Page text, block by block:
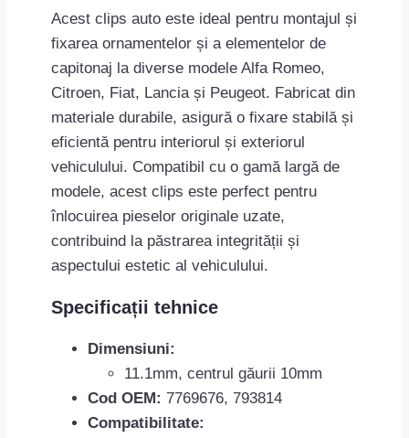
Acest clips auto este ideal pentru montajul și
fixarea ornamentelor și a elementelor de
capitonaj la diverse modele Alfa Romeo,
Citroen, Fiat, Lancia și Peugeot. Fabricat din
materiale durabile, asigură o fixare stabilă și
eficientă pentru interiorul și exteriorul
vehiculului. Compatibil cu o gamă largă de
modele, acest clips este perfect pentru
înlocuirea pieselor originale uzate,
contribuind la păstrarea integrității și
aspectului estetic al vehiculului.
Specificații tehnice
Dimensiuni:
11.1mm, centrul găurii 10mm
Cod OEM: 7769676, 793814
Compatibilitate: